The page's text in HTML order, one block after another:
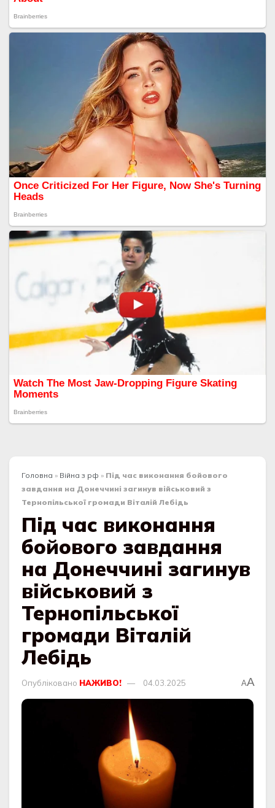
Головна » Війна з рф » Під час виконання бойового
завдання на Донеччині загинув військовий з
Тернопільської громади Віталій Лебідь
Під час виконання
бойового завдання
на Донеччині загинув
військовий з
Тернопільської
громади Віталій
Лебідь
Опубліковано НАЖИВО! 04.03.2025 AA